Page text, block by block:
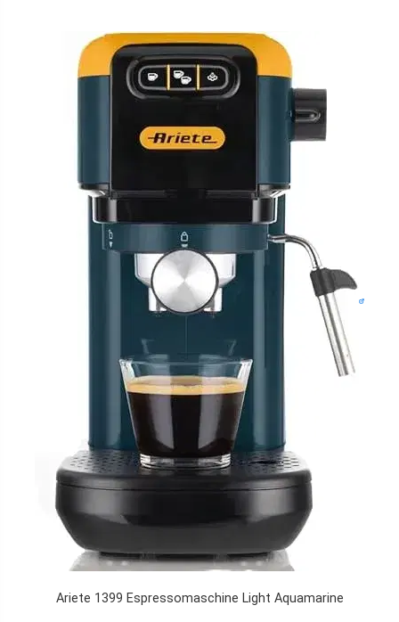
Ariete 1399 Espressomaschine Light Aquamarine